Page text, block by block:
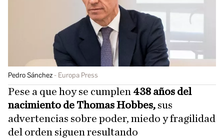
Pedro Sánchez Europa Press
Pese a que hoy se cumplen 438 años del
nacimiento de Thomas Hobbes, sus
advertencias sobre poder, miedo y fragilidad
del orden siguen resultando